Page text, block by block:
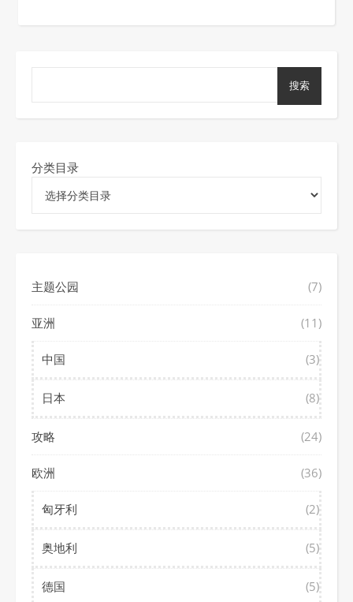
搜索
分类目录
主题公园 (7)
亚洲 (11)
中国 (3)
日本 (8)
攻略 (24)
欧洲 (36)
匈牙利 (2)
奥地利 (5)
德国 (5)